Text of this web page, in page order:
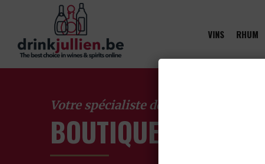
VINS RHUM
Votre spécialiste des vins à
BOUTIQUE EN LIGNE